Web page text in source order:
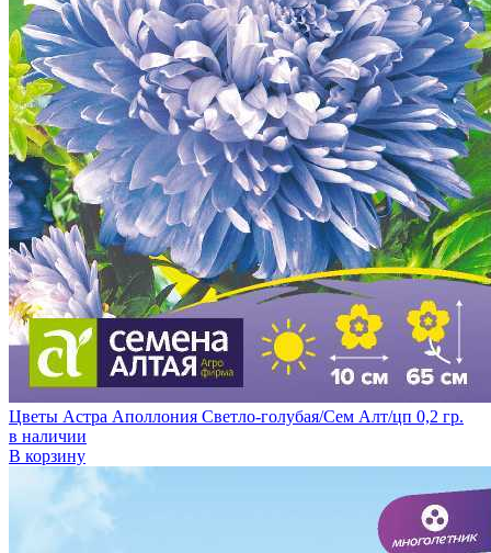
Цветы Астра Аполлония Светло-голубая/Сем Алт/цп 0,2 гр.
в наличии
В корзину